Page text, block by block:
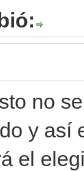
no
y así
el